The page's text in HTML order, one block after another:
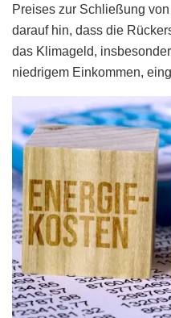
Preises zur Schließung
darauf hin, dass die
das Klimageld,
niedrigem Einkommen,